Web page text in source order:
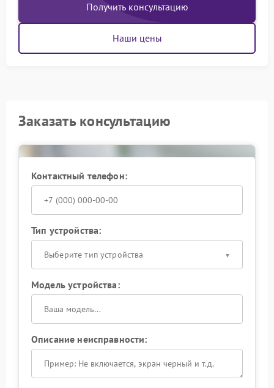
Получить консультацию
Наши цены
Заказать консультацию
Контактный телефон:
Тип устройства:
Выберите тип устройства
Модель устройства:
Описание неисправности: